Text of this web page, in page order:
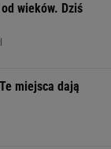
wieków. Dziś
miejsca dają